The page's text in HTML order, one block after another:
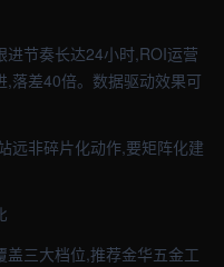
节奏长达24小时,ROI运营
落差40倍。数据驱动效果可
远非碎片化动作,要矩阵化建
盖三大档位,推荐金华五金工